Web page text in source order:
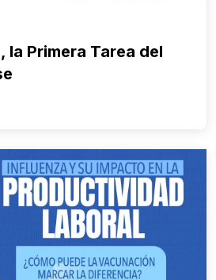
la Primera Tarea del